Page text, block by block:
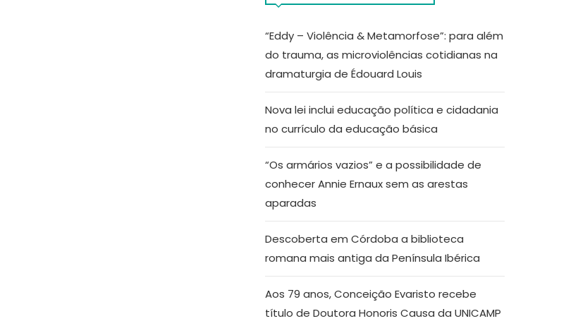
“Eddy – Violência & Metamorfose”: para além
do trauma, as microviolências cotidianas na
dramaturgia de Édouard Louis
Nova lei inclui educação política e cidadania
no currículo da educação básica
“Os armários vazios” e a possibilidade de
conhecer Annie Ernaux sem as arestas
aparadas
Descoberta em Córdoba a biblioteca
romana mais antiga da Península Ibérica
Aos 79 anos, Conceição Evaristo recebe
título de Doutora Honoris Causa da UNICAMP